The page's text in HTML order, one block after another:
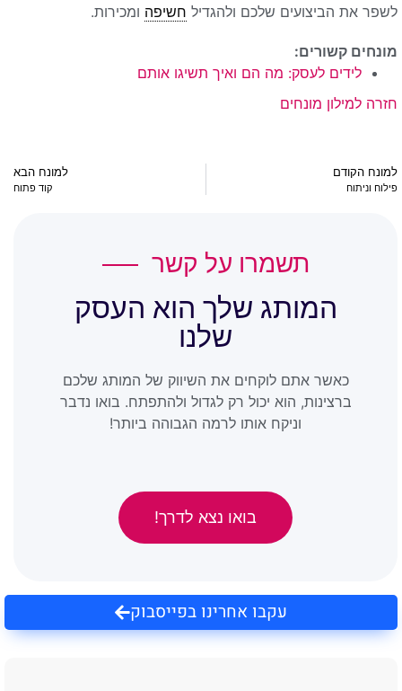
לשפר את הביצועים שלכם ולהגדיל חשיפה ומכירות.
מונחים קשורים:
לידים לעסק: מה הם ואיך תשיגו אותם
חזרה למילון מונחים
למונח הקודם
פילוח וניתוח
למונח הבא
קוד פתוח
תשמרו על קשר
המותג שלך הוא העסק
שלנו
כאשר אתם לוקחים את השיווק של המותג שלכם
ברצינות, הוא יכול רק לגדול ולהתפתח. בואו נדבר
וניקח אותו לרמה הגבוהה ביותר!
בואו נצא לדרך!
עקבו אחרינו בפייסבוק